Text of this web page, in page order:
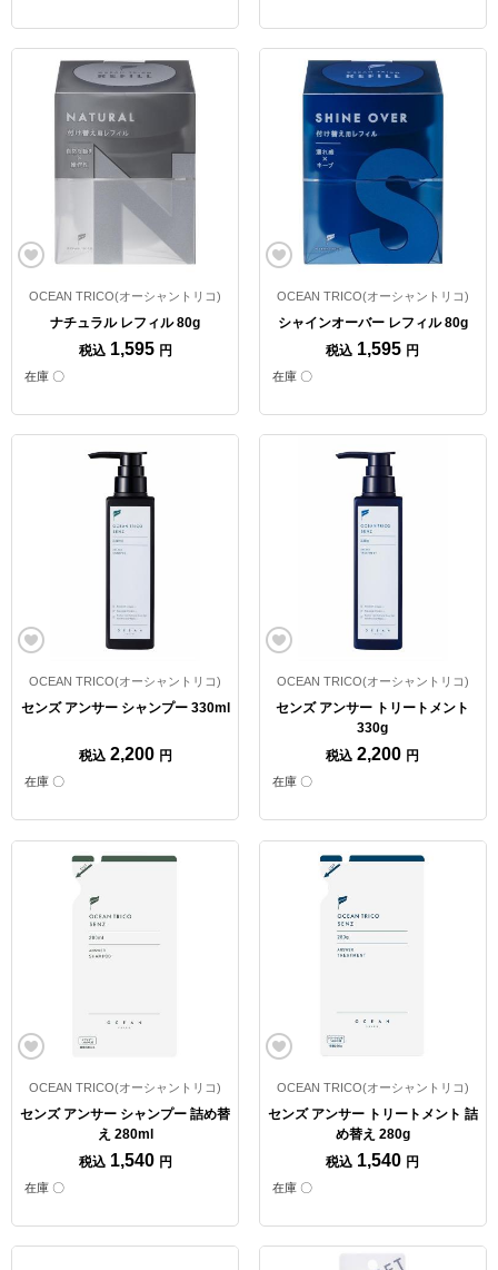
OCEAN TRICO(オーシャントリコ)
ナチュラル レフィル 80g
税込 1,595 円
在庫 〇
OCEAN TRICO(オーシャントリコ)
シャインオーバー レフィル 80g
税込 1,595 円
在庫 〇
OCEAN TRICO(オーシャントリコ)
センズ アンサー シャンプー 330ml
税込 2,200 円
在庫 〇
OCEAN TRICO(オーシャントリコ)
センズ アンサー トリートメント
330g
税込 2,200 円
在庫 〇
OCEAN TRICO(オーシャントリコ)
センズ アンサー シャンプー 詰め替
え 280ml
税込 1,540 円
在庫 〇
OCEAN TRICO(オーシャントリコ)
センズ アンサー トリートメント 詰
め替え 280g
税込 1,540 円
在庫 〇